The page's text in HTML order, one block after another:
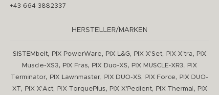
+43 664 3882337
HERSTELLER/MARKEN
SISTEMbelt, PIX PowerWare, PIX L&G, PIX X'Set, PIX X'tra,
PIX
Muscle-XS3, PIX Fras, PIX Duo-XS, PIX MUSCLE-XR3,
PIX
Terminator, PIX Lawnmaster, PIX DUO-XS, PIX Force,
PIX DUO-
XT, PIX X'Act, PIX TorquePlus, PIX X'Pedient, PIX Thermal ,
PIX